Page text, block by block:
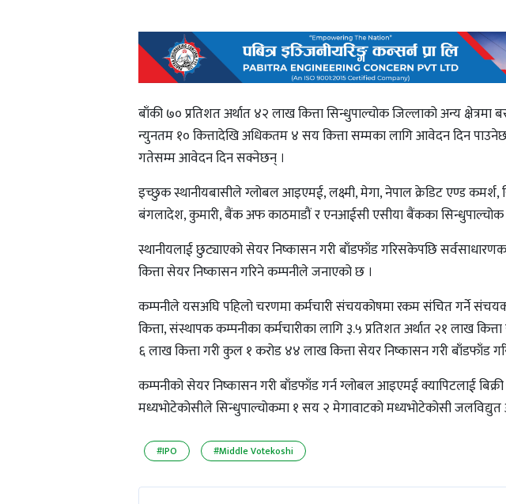
बाँकी ७० प्रतिशत अर्थात ४२ लाख कित्ता सिन्धुपाल्चोक जिल्लाको अन्य
न्युनतम १० कित्तादेखि अधिकतम ४ सय कित्ता सम्मका लागि आवेदन दिन
गतेसम्म आवेदन दिन सक्नेछन् ।
इच्छुक स्थानीयबासीले ग्लोबल आइएमई, लक्ष्मी, मेगा, नेपाल क्रेडिट एण्ड कमर्श,
बंगलादेश, कुमारी, बैंक अफ काठमाडौं र एनआईसी एसीया बैंकका
स्थानीयलाई छुट्याएको सेयर निष्कासन गरी बाँडफाँड गरिसकेपछि
कित्ता सेयर निष्कासन गरिने कम्पनीले जनाएको छ ।
कम्पनीले यसअघि पहिलो चरणमा कर्मचारी संचयकोषमा रकम संचित गर्ने
कित्ता, संस्थापक कम्पनीका कर्मचारीका लागि ३.५ प्रतिशत अर्थात २१ लाख
६ लाख कित्ता गरी कुल १ करोड ४४ लाख कित्ता सेयर निष्कासन गरी बाँडफाँड
कम्पनीको सेयर निष्कासन गरी बाँडफाँड गर्न ग्लोबल आइएमई क्यापिटलाई
मध्यभोटेकोसीले सिन्धुपाल्चोकमा १ सय २ मेगावाटको मध्यभोटेकोसी जलविद्युत
#IPO #Middle Votekoshi